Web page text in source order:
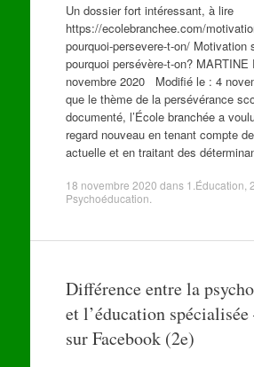
Un dossier fort intéressant, à lire
https://ecolebranchee.com/
pourquoi-persevere-t-on/ Motivation
pourquoi persévère-t-on? MARTINE
novembre 2020 Modifié le : 4
que le thème de la persévérance
documenté, l’École branchée a
regard nouveau en tenant compte
actuelle et en traitant des
18 novembre 2020 dans 1.Éducation
Psychoéducation
Différence entre la
et l’éducation spécialisée
sur Facebook (2e)